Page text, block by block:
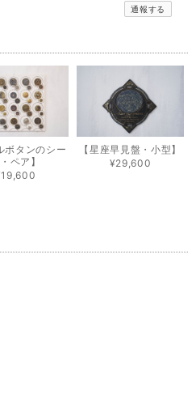
通報する
ボタンのシー
ペア】
【星座早見盤・小型】
¥29,600